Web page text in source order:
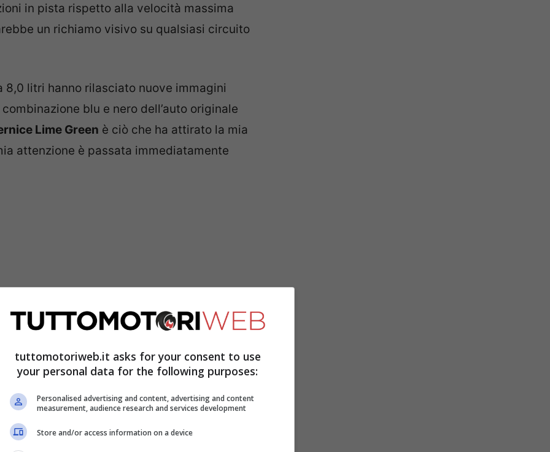
in pista rispetto alla velocità massima
un richiamo visivo su qualsiasi circuito
litri hanno rilasciato nuove immagini
blu e nero dell’auto originale
Lime Green è ciò che ha attirato la mia
attenzione è passata immediatamente
in circolazione, il set in magnesio è
dice che sono quattro chilogrammi più
dotate dialette aerodinamiche
d’aria e migliorare il raffreddamento.
tuttomotoriweb.it asks for your consent to use
your personal data for the following purposes:
Personalised advertising and content, advertising and content
measurement, audience research and services development
Store and/or access information on a device